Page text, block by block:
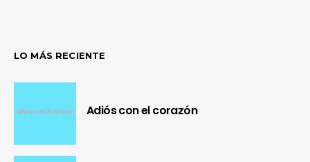
LO MÁS RECIENTE
Adiós con el corazón